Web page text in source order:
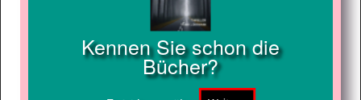
Kennen Sie schon die
Bücher?